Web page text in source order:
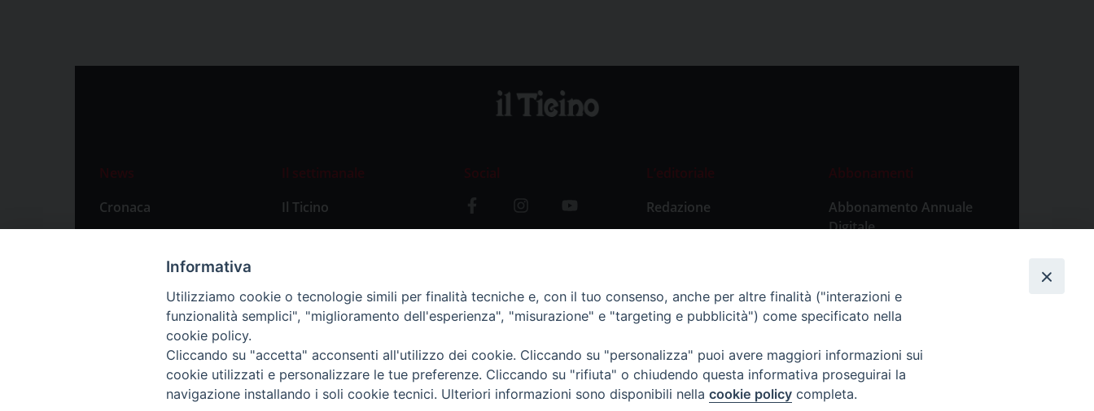
News
Cronaca
Attualità
Primo Piano
Il settimanale
Il Ticino
Abbonamenti
Social
L’editoriale
Redazione
Storia
Abbonamenti
Abbonamento Annuale
Digitale
Abbonamento Singola
Copia Digitale
Informativa
Utilizziamo cookie o tecnologie simili per finalità tecniche e, con il tuo consenso, anche per altre finalità ("interazioni e
funzionalità semplici", "miglioramento dell'esperienza", "misurazione" e "targeting e pubblicità") come specificato nella
cookie policy.
Cliccando su "accetta" acconsenti all'utilizzo dei cookie. Cliccando su "personalizza" puoi avere maggiori informazioni sui
cookie utilizzati e personalizzare le tue preferenze. Cliccando su "rifiuta" o chiudendo questa informativa proseguirai la
navigazione installando i soli cookie tecnici. Ulteriori informazioni sono disponibili nella cookie policy completa.